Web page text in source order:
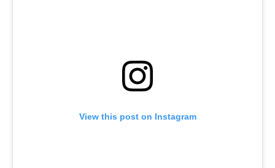
View this post on Instagram